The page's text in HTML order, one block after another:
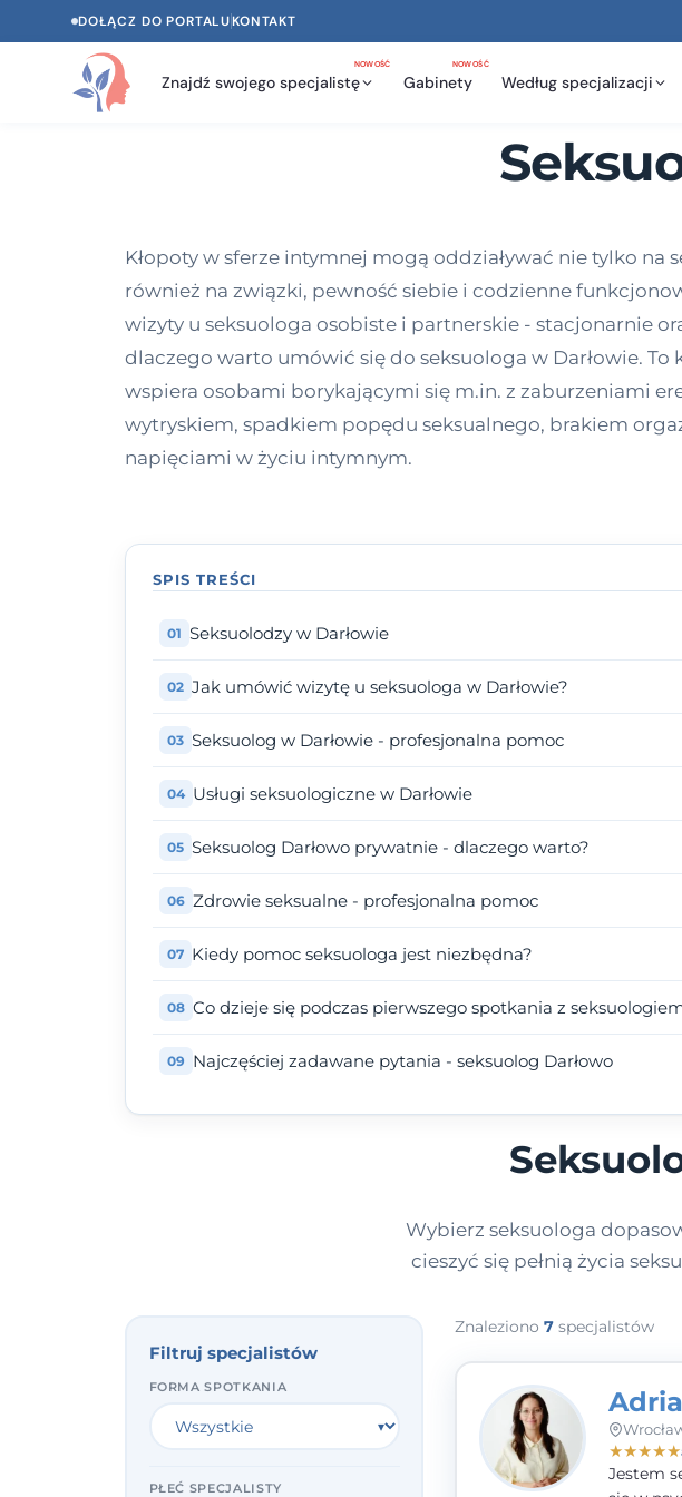
DOŁĄCZ DO PORTALUKONTAKT
Znajdź swojego specjalistę
NOWOŚĆ
Gabinety
NOWOŚĆ
Według specjalizacji
Kłopoty w sferze intymnej mogą oddziaływać nie tylko na
również na związki, pewność siebie i codzienne
wizyty u seksuologa osobiste i partnerskie - stacjonarnie
dlaczego warto umówić się do seksuologa w Darłowie. To
wspiera osobami borykającymi się m.in. z zaburzeniami
wytryskiem, spadkiem popędu seksualnego, brakiem
napięciami w życiu intymnym.
SPIS TREŚCI
Seksuolodzy w Darłowie
Jak umówić wizytę u seksuologa w Darłowie?
Seksuolog w Darłowie - profesjonalna pomoc
Usługi seksuologiczne w Darłowie
Seksuolog Darłowo prywatnie - dlaczego warto?
Zdrowie seksualne - profesjonalna pomoc
Kiedy pomoc seksuologa jest niezbędna?
Co dzieje się podczas pierwszego spotkania z
Najczęściej zadawane pytania - seksuolog Darłowo
Wybierz seksuologa
cieszyć się pełnią życia
Filtruj specjalistów
FORMA SPOTKANIA
PŁEĆ SPECJALISTY
Znaleziono 7 specjalistów
★★★★★
Jestem